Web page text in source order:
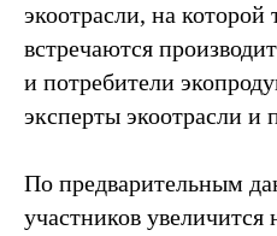
экоотрасли, на
встречаются
и потребители
эксперты экоотрасли
По предварительным
участников увеличится